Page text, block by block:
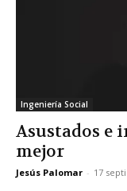
Ingeniería Social
Asustados e
mejor
Jesús Palomar - 17